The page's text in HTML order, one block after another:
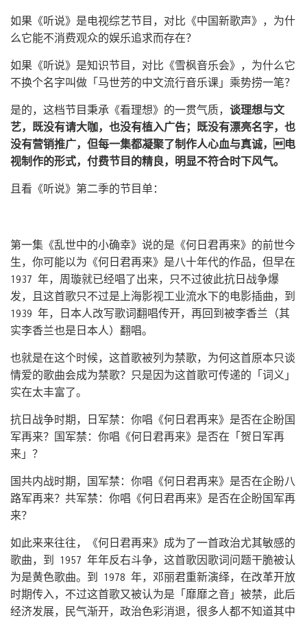
如果《听说》是电视综艺节目，对比《中国新歌声》，为什
么它能不消费观众的娱乐追求而存在？
如果《听说》是知识节目，对比《雪枫音乐会》，为什么它
不换个名字叫做「马世芳的中文流行音乐课」乘势捞一笔？
是的，这档节目秉承《看理想》的一贯气质， 谈理想与文
艺，既没有请大咖，也没有植入广告；既没有漂亮名字，也
没有营销推广，但每一集都凝聚了制作人心血与真诚，电
视制作的形式，付费节目的精良，明显不符合时下风气。
且看《听说》第二季的节目单：
第一集《乱世中的小确幸》说的是《何日君再来》的前世今
生，你可能以为《何日君再来》是八十年代的作品，但早在
1937 年，周璇就已经唱了出来，只不过彼此抗日战争爆
发，且这首歌只不过是上海影视工业流水下的电影插曲，到
1939 年，日本人改写歌词翻唱传开，再回到被李香兰（其
实李香兰也是日本人）翻唱。
也就是在这个时候，这首歌被列为禁歌，为何这首原本只谈
情爱的歌曲会成为禁歌？只是因为这首歌可传递的「词义」
实在太丰富了。
抗日战争时期，日军禁：你唱《何日君再来》是否在企盼国
军再来？国军禁：你唱《何日君再来》是否在「贺日军再
来」？
国共内战时期，国军禁：你唱《何日君再来》是否在企盼八
路军再来？共军禁：你唱《何日君再来》是否在企盼国军再
来？
如此来来往往，《何日君再来》成为了一首政治尤其敏感的
歌曲，到 1957 年年反右斗争，这首歌因歌词问题干脆被认
为是黄色歌曲。到 1978 年，邓丽君重新演绎，在改革开放
时期传入，不过这首歌又被认为是「靡靡之音」被禁，此后
经济发展，民气渐开，政治色彩消退，很多人都不知道其中